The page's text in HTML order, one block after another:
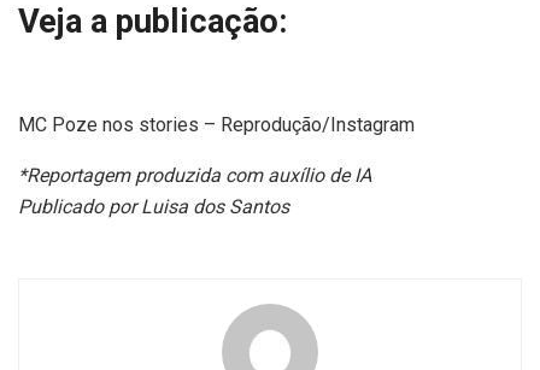
Veja a publicação:
MC Poze nos stories – Reprodução/Instagram
*Reportagem produzida com auxílio de IA
Publicado por Luisa dos Santos